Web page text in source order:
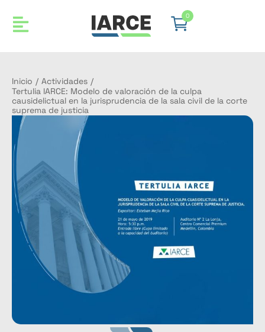
0
Inicio / Actividades /
Tertulia IARCE: Modelo de valoración de la culpa
causidelictual en la jurisprudencia de la sala civil de la corte
suprema de justicia